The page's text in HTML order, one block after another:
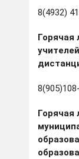
8(4932)
Горячая
Горячая